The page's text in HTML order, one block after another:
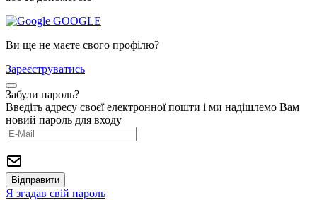
GOOGLE
Ви ще не маєте свого профілю?
Зареєструватись
Забули пароль?
Введіть адресу своєї електронної пошти і ми надішлемо Вам
новий пароль для входу
Я згадав свій пароль